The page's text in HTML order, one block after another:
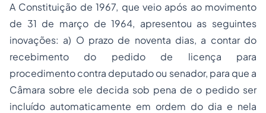
A Constituição de 1967, que veio após ao movimento
de 31 de março de 1964, apresentou as seguintes
inovações: a) O prazo de noventa dias, a contar do
recebimento do pedido de licença para
procedimento contra deputado ou senador, para que a
Câmara sobre ele decida sob pena de o pedido ser
incluído automaticamente em ordem do dia e nela